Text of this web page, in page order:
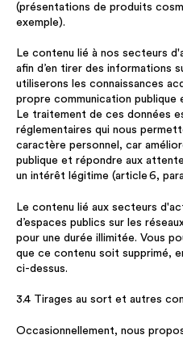
(présentations de produits
exemple).
Le contenu lié à nos secteurs
afin d’en tirer des informations
utiliserons les connaissances
propre communication
Le traitement de ces données
réglementaires qui nous
caractère personnel, car
publique et répondre aux
un intérêt légitime (article 6,
Le contenu lié aux secteurs
d’espaces publics sur les
pour une durée illimitée. Vous
que ce contenu soit supprimé,
ci-dessus.
3.4 Tirages au sort et autres
Occasionnellement, nous